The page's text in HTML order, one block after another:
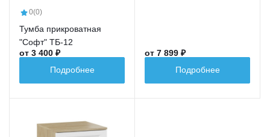
0(0)
Тумба прикроватная
"Софт" ТБ-12
от 3 400 ₽
Подробнее
от 7 899 ₽
Подробнее